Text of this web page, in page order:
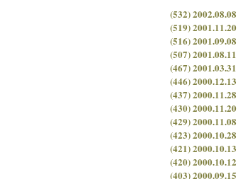
(532) 2002.08.08
(519) 2001.11.20
(516) 2001.09.08
(507) 2001.08.11
(467) 2001.03.31
(446) 2000.12.13
(437) 2000.11.28
(430) 2000.11.20
(429) 2000.11.08
(423) 2000.10.28
(421) 2000.10.13
(420) 2000.10.12
(403) 2000.09.15